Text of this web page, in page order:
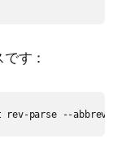
す：
parse --abbrev-ref